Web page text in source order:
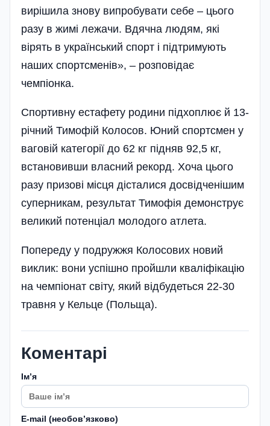
вирішила знову випробувати себе – цього
разу в жимі лежачи. Вдячна людям, які
вірять в український спорт і підтримують
наших спортсменів», – розповідає
чемпіонка.
Спортивну естафету родини підхоплює й 13-
річний Тимофій Колосов. Юний спортсмен у
ваговій категорії до 62 кг підняв 92,5 кг,
встановивши власний рекорд. Хоча цього
разу призові місця дісталися досвідченішим
суперникам, результат Тимофія демонструє
великий потенціал молодого атлета.
Попереду у подружжя Колосових новий
виклик: вони успішно пройшли кваліфікацію
на чемпіонат світу, який відбудеться 22-30
травня у Кельце (Польща).
Коментарі
Імʼя
E-mail (необовʼязково)